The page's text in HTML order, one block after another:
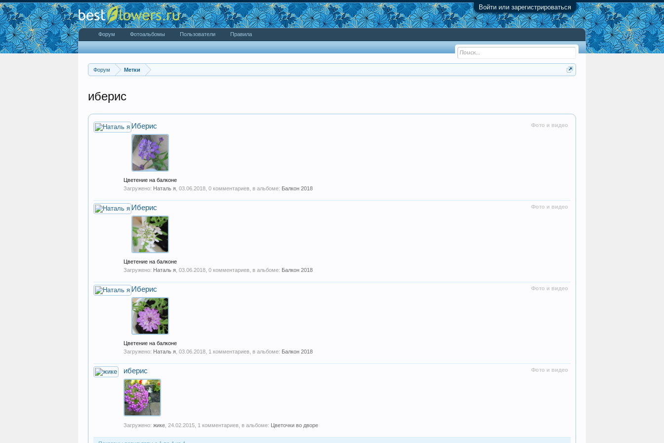
Войти или зарегистрироваться
Форум Метки
иберис
Фото и видео
Иберис
Цветение на балконе
Загружено: Наталь я 03.06.2018 , 0 комментариев, в альбоме: Балкон 2018
Фото и видео
Иберис
Цветение на балконе
Загружено: Наталь я 03.06.2018 , 0 комментариев, в альбоме: Балкон 2018
Фото и видео
Иберис
Цветение на балконе
Загружено: Наталь я 03.06.2018 , 1 комментариев, в альбоме: Балкон 2018
Фото и видео
иберис
Загружено: жике 24.02.2015 , 1 комментариев, в альбоме: Цветочки во дворе
Форум Фотоальбомы Пользователи Правила